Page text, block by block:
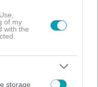
of my
with the
storage
ο Γιώργος για
(Φωτογραφίες)